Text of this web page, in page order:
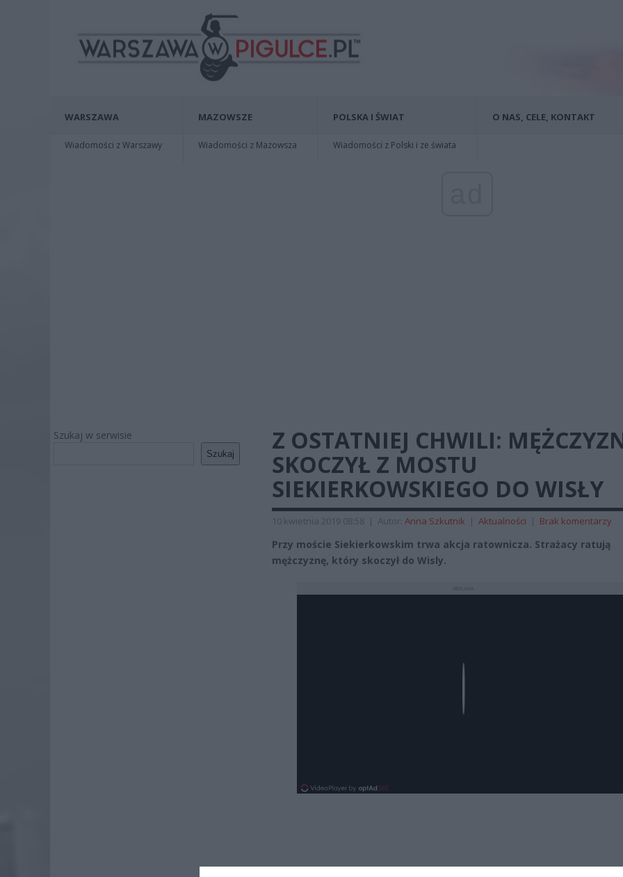
WARSZAWA
Wiadomości z Warszawy
MAZOWSZE
Wiadomości z Mazowsza
POLSKA I ŚWIAT
Wiadomości z Polski i ze świata
O NAS, CELE, KONTAKT
Szukaj w serwisie
Szukaj
Z OSTATNIEJ CHWILI:
SKOCZYŁ Z MOSTU
SIEKIERKOWSKIEGO DO WISŁY
10 kwietnia 2019 08:58 | Autor: Anna Szkutnik | Aktualności | Brak komentarzy
Przy moście Siekierkowskim trwa akcja ratownicza. Strażacy ratują
mężczyznę, który skoczył do Wisly.